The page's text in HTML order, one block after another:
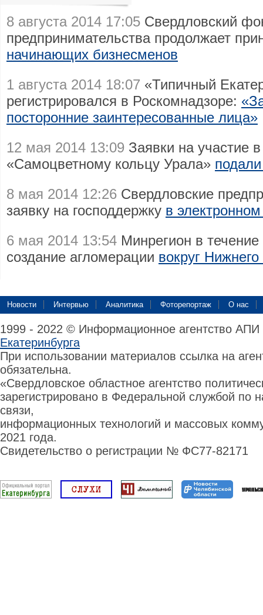
8 августа 2014 17:05 Свердловский
предпринимательства продолжает
начинающих бизнесменов
1 августа 2014 18:07 «Типичный
регистрировался в Роскомнадзоре:
посторонние заинтересованные лица»
12 мая 2014 13:09 Заявки на участие
«Самоцветному кольцу Урала»
8 мая 2014 12:26 Свердловские
заявку на господдержку в
6 мая 2014 13:54 Минрегион в
создание агломерации вокруг
Новости Интервью Аналитика Фоторепортаж О нас
1999 - 2022 © Информационное агентство
Екатеринбурга
При использовании материалов ссылка на
обязательна.
«Свердловское областное агентство
зарегистрировано в Федеральной службой по
связи,
информационных технологий и массовых
2021 года.
Свидетельство о регистрации № ФС77-82171